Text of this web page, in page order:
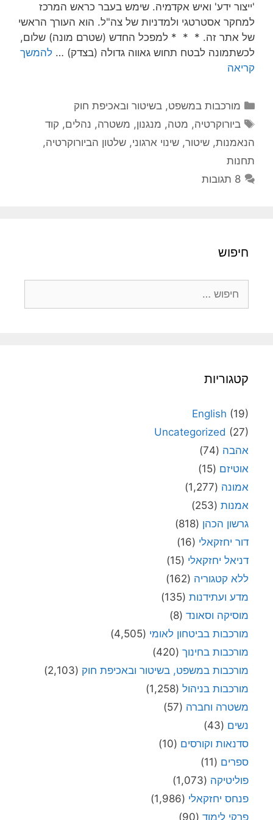
'ייצור ידע' ואיש אקדמיה. שימש בעבר כראש המרכז
למחקר אסטרטגי ולמדניות של צה"ל. הוא העורך הראשי
של אתר זה. * * * למפכל החדש (שטרם מונה) שלום,
לכשתמונה לבטח תחוש גאווה גדולה (בצדק) … להמשך
קריאה
קטגוריות
מורכבות במשפט, בשיטור ובאכיפת חוק
תגיות
ביורוקרטיה, מטה, מנגנון, משטרה, נהלים, קוד
הנאמנות, שיטור, שינוי ארגוני, שלטון הביורוקרטיה,
תחנות
8 תגובות
חיפוש
קטגוריות
English (19)
Uncategorized (27)
אהבה (74)
אוטיזם (15)
אמונה (1,277)
אמנות (253)
גרשון הכהן (818)
דור יחזקאלי (16)
דניאל יחזקאלי (15)
ללא קטגוריה (162)
מדע ועתידנות (135)
מוסיקה וסאונד (8)
מורכבות בביטחון לאומי (4,505)
מורכבות בחינוך (420)
מורכבות במשפט, בשיטור ובאכיפת חוק (2,103)
מורכבות בניהול (1,258)
משטרה וחברה (57)
נשים (43)
סדנאות וקורסים (10)
ספרים (11)
פוליטיקה (1,073)
פנחס יחזקאלי (1,986)
פרקי לימוד (90)